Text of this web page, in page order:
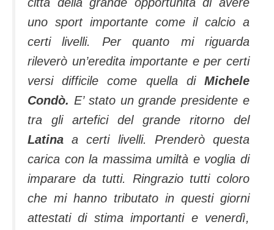
uno sport importante come il calcio a
certi livelli. Per quanto mi riguarda
rileverò un’eredita importante e per certi
versi difficile come quella di Michele
Condò. E’ stato un grande presidente e
tra gli artefici del grande ritorno del
Latina a certi livelli. Prenderò questa
carica con la massima umiltà e voglia di
imparare da tutti. Ringrazio tutti coloro
che mi hanno tributato in questi giorni
attestati di stima importanti e venerdì,